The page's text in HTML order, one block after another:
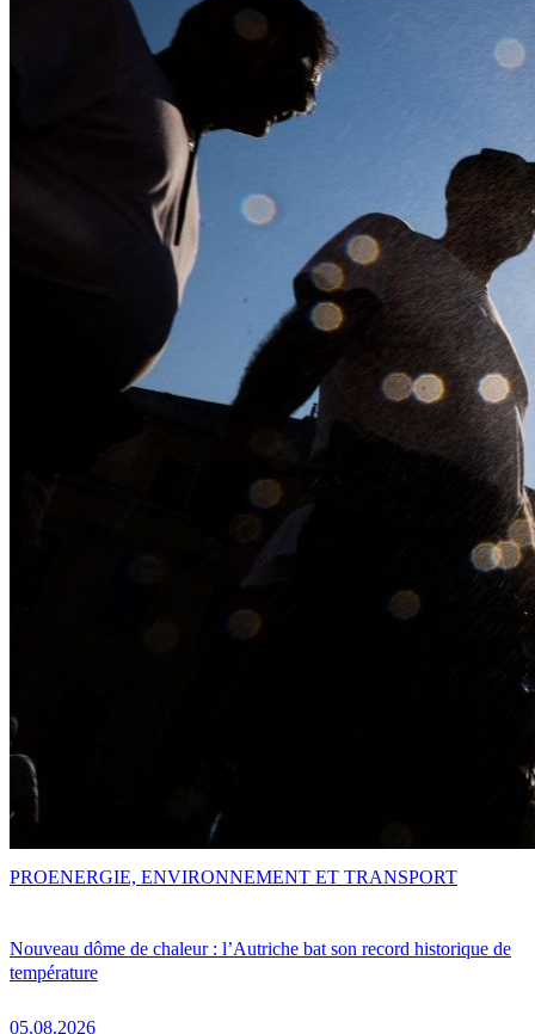
Nouveau dôme de chaleur : l’Autriche bat son record historique de
température
05.08.2026
PROENERGIE, ENVIRONNEMENT ET TRANSPORT